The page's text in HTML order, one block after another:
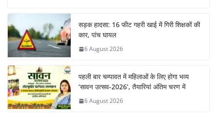
सड़क हादसा: 16 फीट गहरी खाई में गिरी शिक्षकों की
कार, पांच घायल
6 August 2026
पहली बार चम्पावत में महिलाओं के लिए होगा भव्य
‘सावन उत्सव-2026’, तैयारियां अंतिम चरण में
6 August 2026